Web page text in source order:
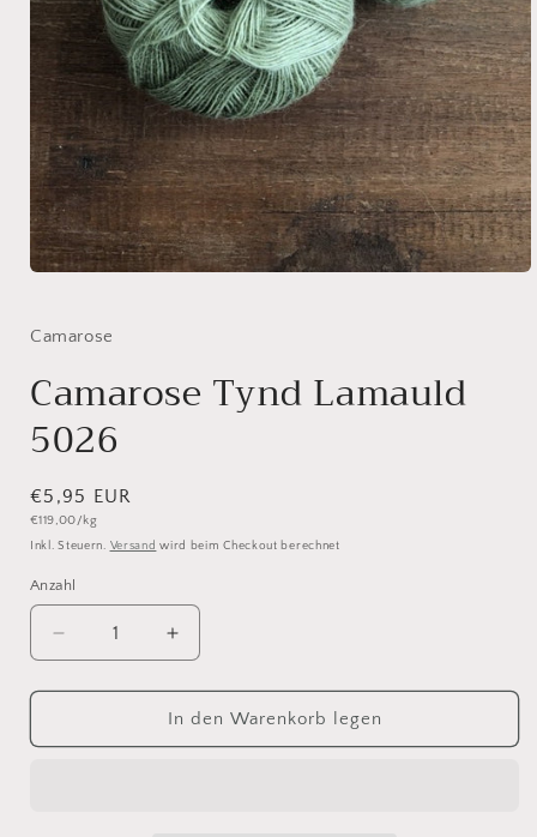
Modal
Camarose
Camarose Tynd Lamauld
5026
Normaler
Preis
€5,95 EUR
Grundpreis
€119,00/kg
Inkl. Steuern. Versand wird beim Checkout berechnet
Anzahl
Anzahl
Verringere
die
Menge
Camarose
Erhöhe
die
Menge
für
Camarose
In den Warenkorb legen